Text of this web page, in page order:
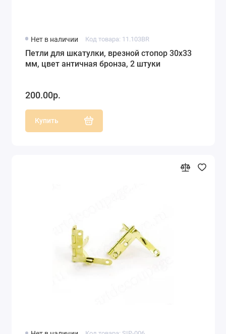
Нет в наличии Код товара: 11.103BR
Петли для шкатулки, врезной стопор 30х33
мм, цвет античная бронза, 2 штуки
200.00р.
Купить